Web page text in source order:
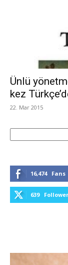
Ünlü
kez
22. Mar 2015
16,474 Fans
639